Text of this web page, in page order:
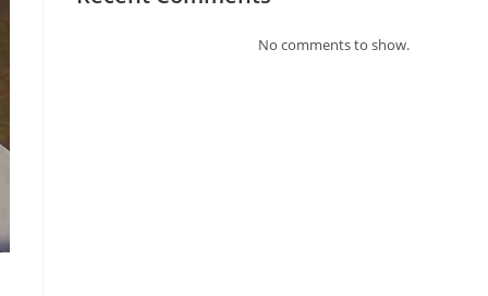
No comments to show.